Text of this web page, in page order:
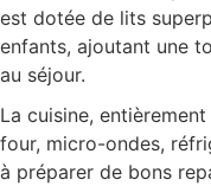
est dotée de lits
enfants, ajoutant une
au séjour.
La cuisine,
four, micro-ondes,
à préparer de bons